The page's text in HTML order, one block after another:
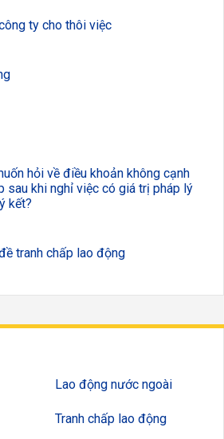
ty cho thôi việc
hỏi về điều khoản không cạnh
sau khi nghỉ việc có giá trị pháp lý
kết?
tranh chấp lao động
Lao động nước ngoài
Tranh chấp lao động